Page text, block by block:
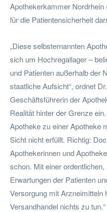
Apothekerkammer
für die Patientensicherheit
„Diese selbsternannten
sich um Hochregallager –
und Patienten außerhalb der
staatliche Aufsicht“, ordnet
Geschäftsführerin der
Realität hinter der Grenze
Apotheke zu einer Apotheke
Sicht nicht erfüllt. Richtig:
Apothekerinnen und
schon. Mit einer
Erwartungen der Patienten
Versorgung mit Arzneimitteln
Versandhandel nichts zu tun.“